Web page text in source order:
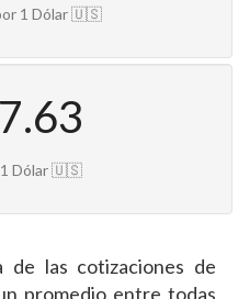
1 Dólar 🇺🇸
1 Dólar 🇺🇸
de las cotizaciones de
promedio entre todas